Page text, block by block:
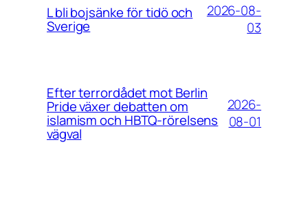
L bli bojsänke för tidö och
Sverige
2026-08-
03
Efter terrordådet mot Berlin
Pride växer debatten om
islamism och HBTQ-rörelsens
vägval
2026-
08-01